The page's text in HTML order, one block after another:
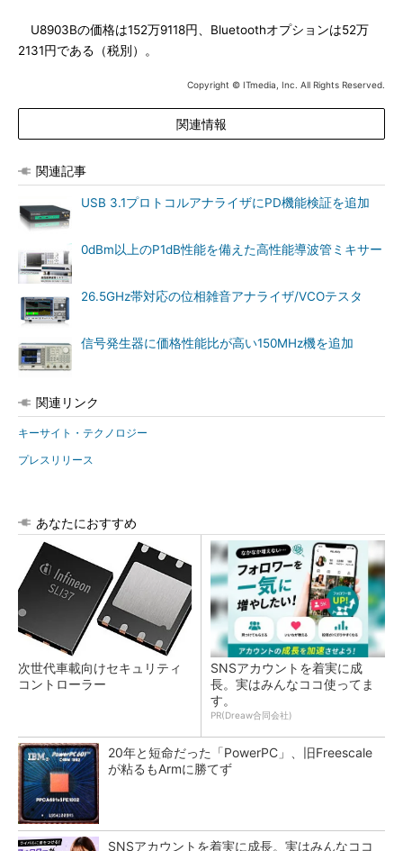
U8903Bの価格は152万9118円、Bluetoothオプションは52万
2131円である（税別）。
Copyright © ITmedia, Inc. All Rights Reserved.
関連情報
関連記事
USB 3.1プロトコルアナライザにPD機能検証を追加
0dBm以上のP1dB性能を備えた高性能導波管ミキサー
26.5GHz帯対応の位相雑音アナライザ/VCOテスタ
信号発生器に価格性能比が高い150MHz機を追加
関連リンク
キーサイト・テクノロジー
プレスリリース
あなたにおすすめ
次世代車載向けセキュリティ
コントローラー
SNSアカウントを着実に成
長。実はみんなココ使ってま
す。
PR(Dreaw合同会社)
20年と短命だった「PowerPC」、旧Freescale
が粘るもArmに勝てず
SNSアカウントを着実に成長。実はみんなココ